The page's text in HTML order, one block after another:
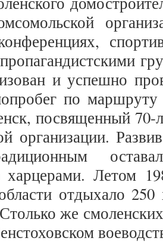
и успешно
по
посвященный 70-
организации.
Летом
отдыхало 250
же